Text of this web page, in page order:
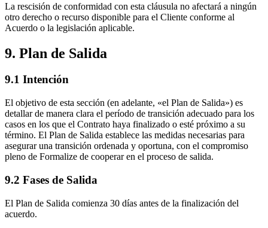
La rescisión de conformidad con esta cláusula no afectará a ningún
otro derecho o recurso disponible para el Cliente conforme al
Acuerdo o la legislación aplicable.
9. Plan de Salida
9.1 Intención
El objetivo de esta sección (en adelante, «el Plan de Salida») es
detallar de manera clara el período de transición adecuado para los
casos en los que el Contrato haya finalizado o esté próximo a su
término. El Plan de Salida establece las medidas necesarias para
asegurar una transición ordenada y oportuna, con el compromiso
pleno de Formalize de cooperar en el proceso de salida.
9.2 Fases de Salida
El Plan de Salida comienza 30 días antes de la finalización del
acuerdo.